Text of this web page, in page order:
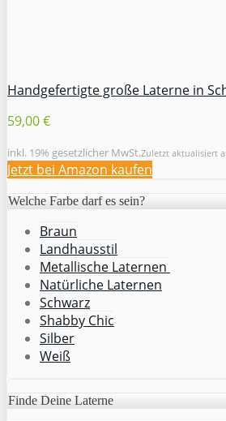
Handgefertigte große Laterne in
59,00 €
inkl. 19% gesetzlicher MwSt.Zuletzt aktualisiert
Jetzt bei Amazon kaufen
Welche Farbe darf es sein?
Braun
Landhausstil
Metallische Laternen
Natürliche Laternen
Schwarz
Shabby Chic
Silber
Weiß
Finde Deine Laterne